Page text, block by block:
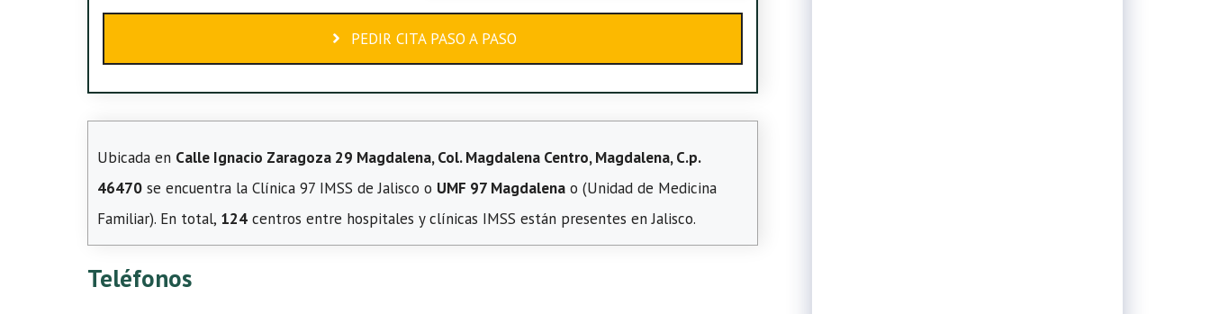
PEDIR CITA PASO A PASO
Ubicada en Calle Ignacio Zaragoza 29 Magdalena, Col. Magdalena Centro, Magdalena, C.p.
46470 se encuentra la Clínica 97 IMSS de Jalisco o UMF 97 Magdalena o (Unidad de Medicina
Familiar). En total, 124 centros entre hospitales y clínicas IMSS están presentes en Jalisco.
Teléfonos